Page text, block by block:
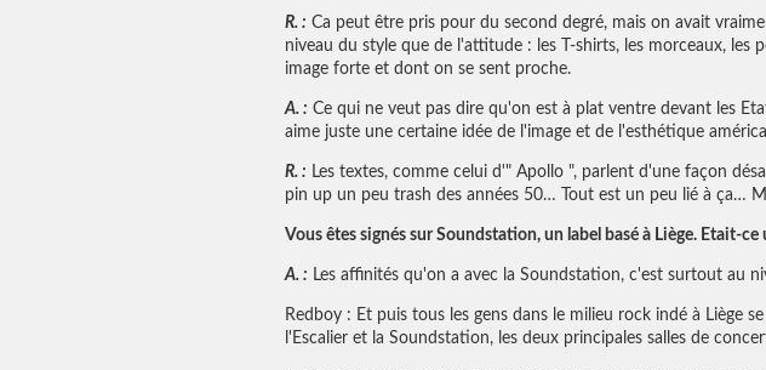
R. : Ca peut être pris pour du second degré, mais on avait
niveau du style que de l'attitude : les T-shirts, les morceaux,
image forte et dont on se sent proche.
A. : Ce qui ne veut pas dire qu'on est à plat ventre devant les
aime juste une certaine idée de l'image et de l'esthétique
R. : Les textes, comme celui d'" Apollo ", parlent d'une façon
pin up un peu trash des années 50… Tout est un peu lié à ça…
Vous êtes signés sur Soundstation, un label basé à Liège. Etait-
A. : Les affinités qu'on a avec la Soundstation, c'est surtout au
Redboy : Et puis tous les gens dans le milieu rock indé à Liège
l'Escalier et la Soundstation, les deux principales salles de